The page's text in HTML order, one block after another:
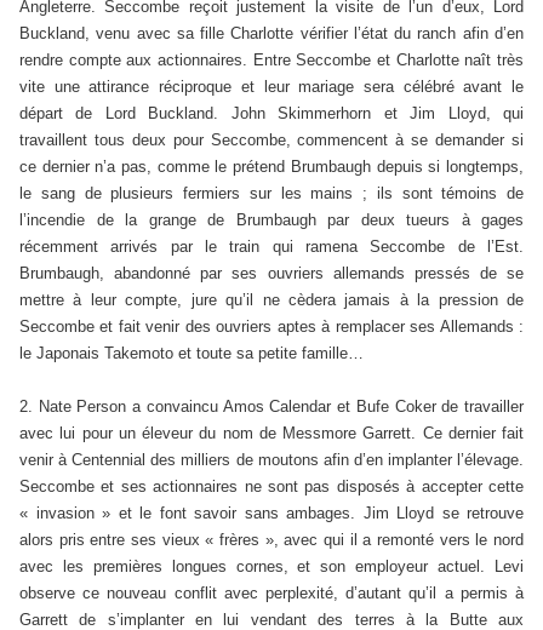
Angleterre. Seccombe reçoit justement la visite de l’un d’eux, Lord
Buckland, venu avec sa fille Charlotte vérifier l’état du ranch afin d’en
rendre compte aux actionnaires. Entre Seccombe et Charlotte naît très
vite une attirance réciproque et leur mariage sera célébré avant le
départ de Lord Buckland. John Skimmerhorn et Jim Lloyd, qui
travaillent tous deux pour Seccombe, commencent à se demander si
ce dernier n’a pas, comme le prétend Brumbaugh depuis si longtemps,
le sang de plusieurs fermiers sur les mains ; ils sont témoins de
l’incendie de la grange de Brumbaugh par deux tueurs à gages
récemment arrivés par le train qui ramena Seccombe de l’Est.
Brumbaugh, abandonné par ses ouvriers allemands pressés de se
mettre à leur compte, jure qu’il ne cèdera jamais à la pression de
Seccombe et fait venir des ouvriers aptes à remplacer ses Allemands :
le Japonais Takemoto et toute sa petite famille…
2. Nate Person a convaincu Amos Calendar et Bufe Coker de travailler
avec lui pour un éleveur du nom de Messmore Garrett. Ce dernier fait
venir à Centennial des milliers de moutons afin d’en implanter l’élevage.
Seccombe et ses actionnaires ne sont pas disposés à accepter cette
« invasion » et le font savoir sans ambages. Jim Lloyd se retrouve
alors pris entre ses vieux « frères », avec qui il a remonté vers le nord
avec les premières longues cornes, et son employeur actuel. Levi
observe ce nouveau conflit avec perplexité, d’autant qu’il a permis à
Garrett de s’implanter en lui vendant des terres à la Butte aux